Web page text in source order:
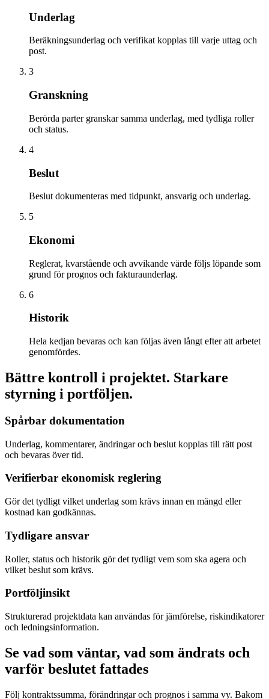
Underlag
Beräkningsunderlag och verifikat kopplas till varje uttag och
post.
3
Granskning
Berörda parter granskar samma underlag, med tydliga roller
och status.
4
Beslut
Beslut dokumenteras med tidpunkt, ansvarig och underlag.
5
Ekonomi
Reglerat, kvarstående och avvikande värde följs löpande som
grund för prognos och fakturaunderlag.
6
Historik
Hela kedjan bevaras och kan följas även långt efter att arbetet
genomfördes.
Bättre kontroll i projektet. Starkare
styrning i portföljen.
Spårbar dokumentation
Underlag, kommentarer, ändringar och beslut kopplas till rätt post
och bevaras över tid.
Verifierbar ekonomisk reglering
Gör det tydligt vilket underlag som krävs innan en mängd eller
kostnad kan godkännas.
Tydligare ansvar
Roller, status och historik gör det tydligt vem som ska agera och
vilket beslut som krävs.
Portföljinsikt
Strukturerad projektdata kan användas för jämförelse, riskindikatorer
och ledningsinformation.
Se vad som väntar, vad som ändrats och
varför beslutet fattades
Följ kontraktssumma, förändringar och prognos i samma vy. Bakom